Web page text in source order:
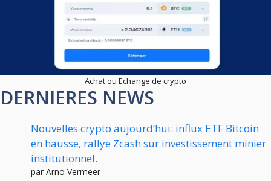
Achat ou Echange de crypto
DERNIERES NEWS
Nouvelles crypto aujourd’hui: influx ETF Bitcoin
en hausse, rallye Zcash sur investissement minier
institutionnel.
par Arno Vermeer